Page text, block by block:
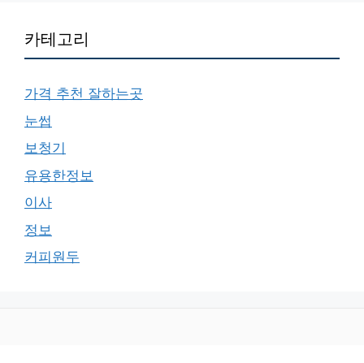
카테고리
가격 추천 잘하는곳
눈썹
보청기
유용한정보
이사
정보
커피원두